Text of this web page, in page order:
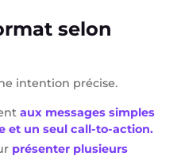
selon
intention précise.
aux messages simples
et un seul call-to-action.
présenter plusieurs